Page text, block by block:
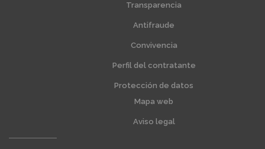
Transparencia
Antifraude
Convivencia
Perfil del contratante
Protección de datos
Mapa web
Aviso legal